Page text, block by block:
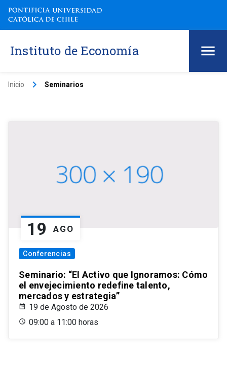
Instituto de Economía
Inicio keyboard_arrow_right Seminarios
19 AGO
Conferencias
Seminario: “El Activo que Ignoramos: Cómo
el envejecimiento redefine talento,
mercados y estrategia”
19 de Agosto de 2026
09:00 a 11:00 horas